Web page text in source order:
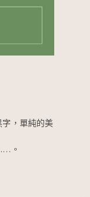
，單純的美
。